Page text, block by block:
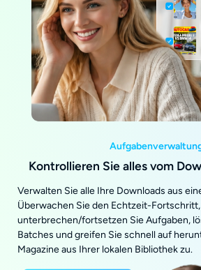
Kontrollieren Sie alles vom
Verwalten Sie alle Ihre Downloads aus
Überwachen Sie den Echtzeit-Fortschritt,
unterbrechen/fortsetzen Sie Aufgaben,
Batches und greifen Sie schnell auf
Magazine aus Ihrer lokalen Bibliothek zu.